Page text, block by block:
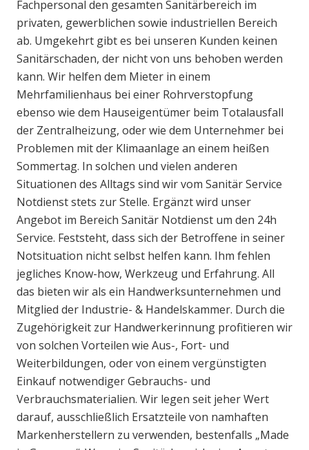
Fachpersonal den gesamten Sanitärbereich im
privaten, gewerblichen sowie industriellen Bereich
ab. Umgekehrt gibt es bei unseren Kunden keinen
Sanitärschaden, der nicht von uns behoben werden
kann. Wir helfen dem Mieter in einem
Mehrfamilienhaus bei einer Rohrverstopfung
ebenso wie dem Hauseigentümer beim Totalausfall
der Zentralheizung, oder wie dem Unternehmer bei
Problemen mit der Klimaanlage an einem heißen
Sommertag. In solchen und vielen anderen
Situationen des Alltags sind wir vom Sanitär Service
Notdienst stets zur Stelle. Ergänzt wird unser
Angebot im Bereich Sanitär Notdienst um den 24h
Service. Feststeht, dass sich der Betroffene in seiner
Notsituation nicht selbst helfen kann. Ihm fehlen
jegliches Know-how, Werkzeug und Erfahrung. All
das bieten wir als ein Handwerksunternehmen und
Mitglied der Industrie- & Handelskammer. Durch die
Zugehörigkeit zur Handwerkerinnung profitieren wir
von solchen Vorteilen wie Aus-, Fort- und
Weiterbildungen, oder von einem vergünstigten
Einkauf notwendiger Gebrauchs- und
Verbrauchsmaterialien. Wir legen seit jeher Wert
darauf, ausschließlich Ersatzteile von namhaften
Markenherstellern zu verwenden, bestenfalls „Made